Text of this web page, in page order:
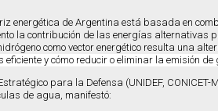
de Argentina está basada en
la contribución de las energías
como vector energético resulta una
y cómo reducir o eliminar la emisión
para la Defensa (UNIDEF,
de agua, manifestó: